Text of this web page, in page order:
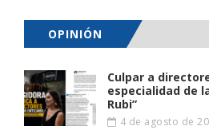
OPINIÓN
Culpar a
especialidad de
Rubi”
4 de agosto de